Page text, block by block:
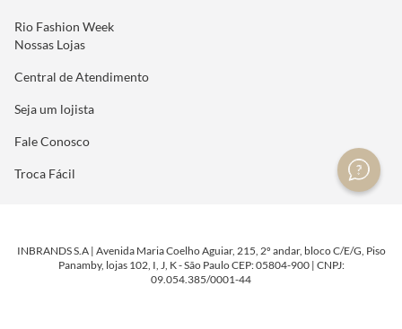
Rio Fashion Week
Nossas Lojas
Central de Atendimento
Seja um lojista
Fale Conosco
Troca Fácil
INBRANDS S.A | Avenida Maria Coelho Aguiar, 215, 2º andar, bloco C/E/G, Piso
Panamby, lojas 102, I, J, K - São Paulo CEP: 05804-900 | CNPJ:
09.054.385/0001-44